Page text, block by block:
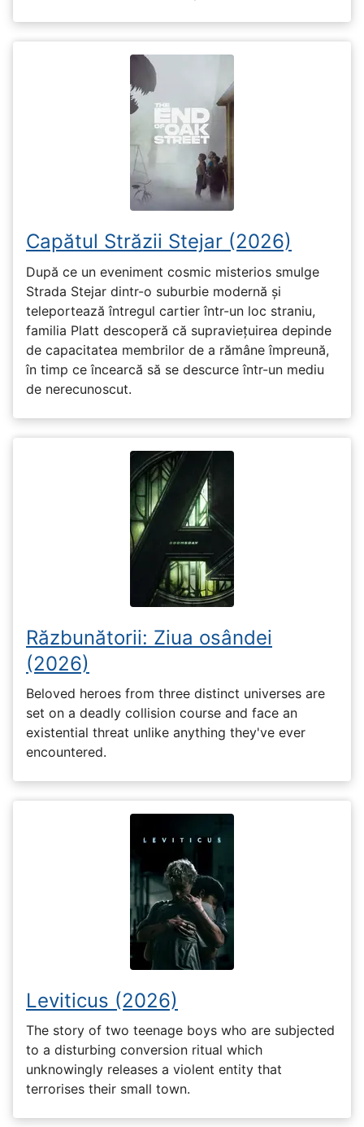
Capătul Străzii Stejar (2026)
După ce un eveniment cosmic misterios smulge
Strada Stejar dintr-o suburbie modernă și
teleportează întregul cartier într-un loc straniu,
familia Platt descoperă că supraviețuirea depinde
de capacitatea membrilor de a rămâne împreună,
în timp ce încearcă să se descurce într-un mediu
de nerecunoscut.
Răzbunătorii: Ziua osândei
(2026)
Beloved heroes from three distinct universes are
set on a deadly collision course and face an
existential threat unlike anything they've ever
encountered.
Leviticus (2026)
The story of two teenage boys who are subjected
to a disturbing conversion ritual which
unknowingly releases a violent entity that
terrorises their small town.